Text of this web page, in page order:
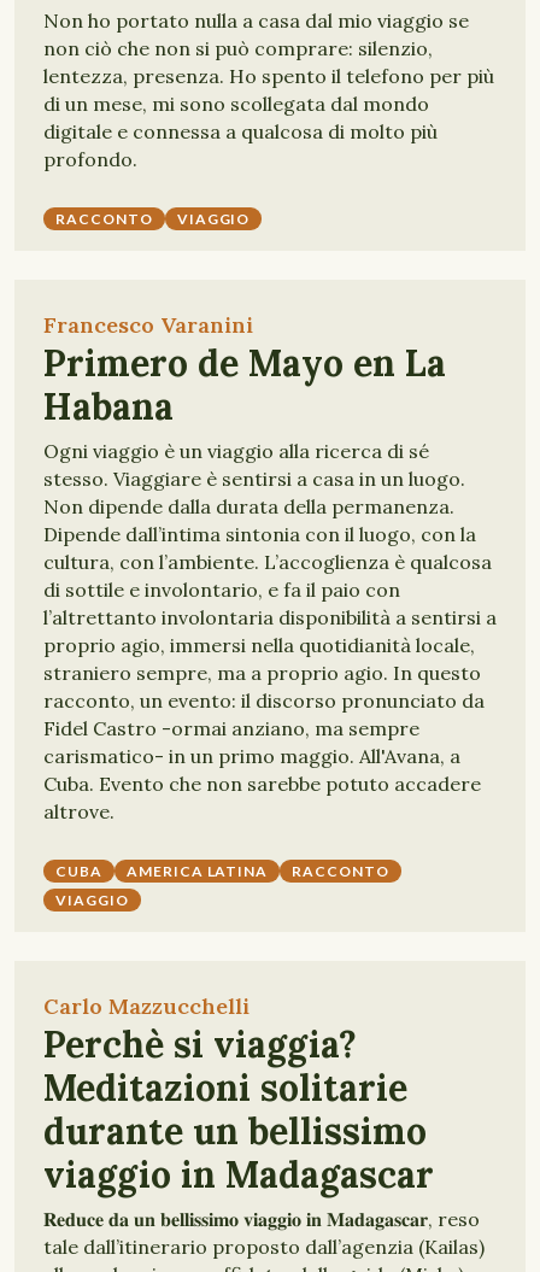
Non ho portato nulla a casa dal mio viaggio se
non ciò che non si può comprare: silenzio,
lentezza, presenza. Ho spento il telefono per più
di un mese, mi sono scollegata dal mondo
digitale e connessa a qualcosa di molto più
profondo.
RACCONTO VIAGGIO
Francesco Varanini
Primero de Mayo en La
Habana
Ogni viaggio è un viaggio alla ricerca di sé
stesso. Viaggiare è sentirsi a casa in un luogo.
Non dipende dalla durata della permanenza.
Dipende dall’intima sintonia con il luogo, con la
cultura, con l’ambiente. L’accoglienza è qualcosa
di sottile e involontario, e fa il paio con
l’altrettanto involontaria disponibilità a sentirsi a
proprio agio, immersi nella quotidianità locale,
straniero sempre, ma a proprio agio. In questo
racconto, un evento: il discorso pronunciato da
Fidel Castro -ormai anziano, ma sempre
carismatico- in un primo maggio. All'Avana, a
Cuba. Evento che non sarebbe potuto accadere
altrove.
CUBA AMERICA LATINA
RACCONTO
VIAGGIO
Carlo Mazzucchelli
Perchè si viaggia?
Meditazioni solitarie
durante un bellissimo
viaggio in Madagascar
𝐑𝐞𝐝𝐮𝐜𝐞 𝐝𝐚 𝐮𝐧 𝐛𝐞𝐥𝐥𝐢𝐬𝐬𝐢𝐦𝐨 𝐯𝐢𝐚𝐠𝐠𝐢𝐨 𝐢𝐧 𝐌𝐚𝐝𝐚𝐠𝐚𝐬𝐜𝐚𝐫, reso
tale dall’itinerario proposto dall’agenzia (Kailas)